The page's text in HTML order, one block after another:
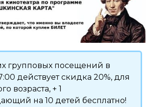
групповых посещений в
действует скидка 20%, для
возраста, + 1
на 10 детей бесплатно!